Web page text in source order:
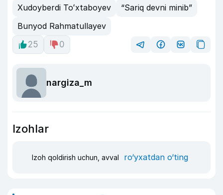
Xudoyberdi Toʻxtaboyev
“Sariq devni minib”
Bunyod Rahmatullayev
25
0
nargiza_m
Izohlar
Izoh qoldirish uchun, avval ro‘yxatdan o‘ting